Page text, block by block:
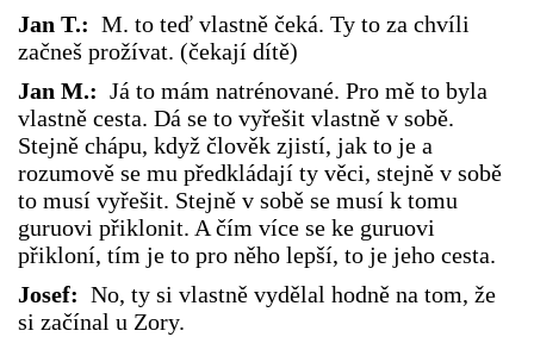
Jan T.: M. to teď vlastně čeká. Ty to za chvíli
začneš prožívat. (čekají dítě)
Jan M.: Já to mám natrénované. Pro mě to byla
vlastně cesta. Dá se to vyřešit vlastně v sobě.
Stejně chápu, když člověk zjistí, jak to je a
rozumově se mu předkládají ty věci, stejně v sobě
to musí vyřešit. Stejně v sobě se musí k tomu
guruovi přiklonit. A čím více se ke guruovi
přikloní, tím je to pro něho lepší, to je jeho cesta.
Josef: No, ty si vlastně vydělal hodně na tom, že
si začínal u Zory.